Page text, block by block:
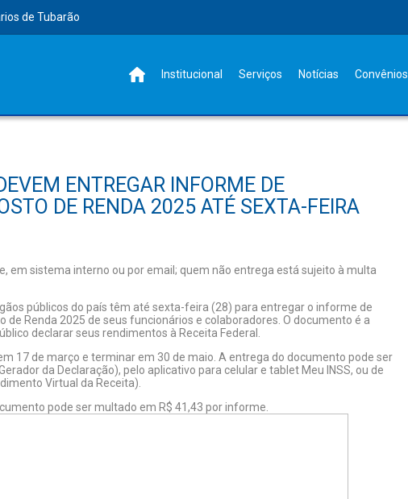
de Tubarão
Institucional Serviços Notícias Convênios
ENTREGAR INFORME DE
DE RENDA 2025 ATÉ SEXTA-FEIRA
em sistema interno ou por email; quem não entrega está sujeito à multa
públicos do país têm até sexta-feira (28) para entregar o informe de
Renda 2025 de seus funcionários e colaboradores. O documento é a
declarar seus rendimentos à Receita Federal.
17 de março e terminar em 30 de maio. A entrega do documento pode ser
da Declaração), pelo aplicativo para celular e tablet Meu INSS, ou de
Virtual da Receita).
pode ser multado em R$ 41,43 por informe.